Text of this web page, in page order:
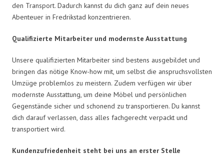
den Transport. Dadurch kannst du dich ganz auf dein neues
Abenteuer in Fredrikstad konzentrieren.
Qualifizierte Mitarbeiter und modernste Ausstattung
Unsere qualifizierten Mitarbeiter sind bestens ausgebildet und
bringen das nötige Know-how mit, um selbst die anspruchsvollsten
Umzüge problemlos zu meistern. Zudem verfügen wir über
modernste Ausstattung, um deine Möbel und persönlichen
Gegenstände sicher und schonend zu transportieren. Du kannst
dich darauf verlassen, dass alles fachgerecht verpackt und
transportiert wird.
Kundenzufriedenheit steht bei uns an erster Stelle